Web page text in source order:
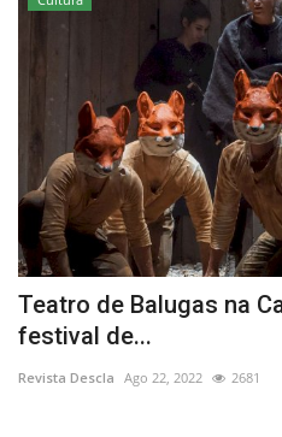
Teatro de Balugas na
festival de...
Revista Descla Ago 22, 2022 2681